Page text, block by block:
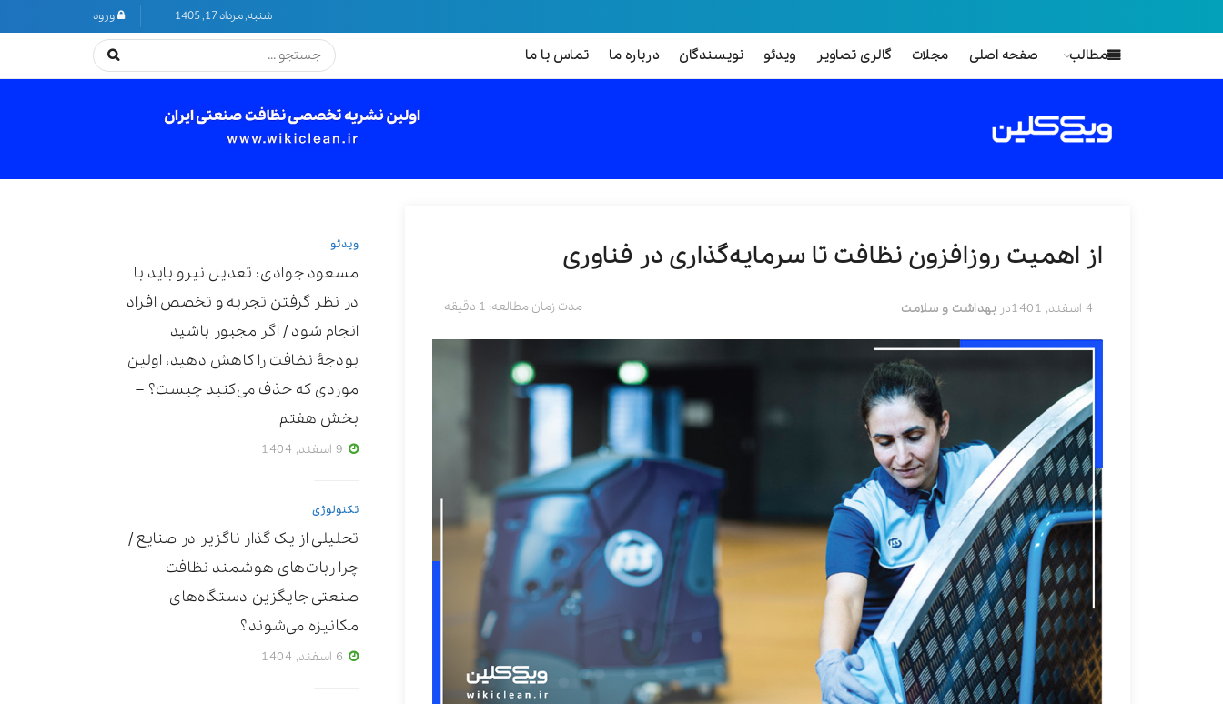
شنبه, مرداد 17, 1405 ورود
مطالب صفحه اصلی مجلات گالری تصاویر ویدئو نویسندگان درباره ما تماس با ما
از اهمیت روزافزون نظافت تا سرمایه‌گذاری در فناوری
مدت زمان مطالعه: 1 دقیقه 4 اسفند, 1401 در بهداشت و سلامت
ویدئو
مسعود جوادی: تعدیل نیرو باید با
در نظر گرفتن تجربه و تخصص افراد
انجام شود / اگر مجبور باشید
بودجۀ نظافت را کاهش دهید، اولین
موردی که حذف می‌کنید چیست؟ –
بخش هفتم
تکنولوژی
تحلیلی از یک گذار ناگزیر در صنایع /
چرا ربات‌های هوشمند نظافت
صنعتی جایگزین دستگاه‌های
مکانیزه می‌شوند؟